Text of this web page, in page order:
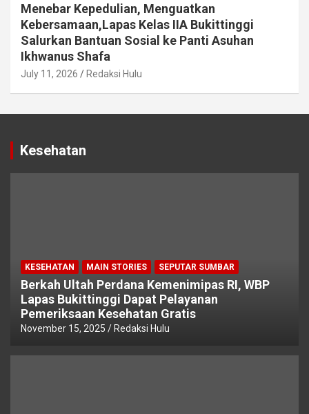
Menebar Kepedulian, Menguatkan
Kebersamaan,Lapas Kelas IIA Bukittinggi
Salurkan Bantuan Sosial ke Panti Asuhan
Ikhwanus Shafa
July 11, 2026 Redaksi Hulu
Kesehatan
KESEHATAN MAIN STORIES SEPUTAR SUMBAR
Berkah Ultah Perdana Kemenimipas RI, WBP
Lapas Bukittinggi Dapat Pelayanan
Pemeriksaan Kesehatan Gratis
November 15, 2025 Redaksi Hulu